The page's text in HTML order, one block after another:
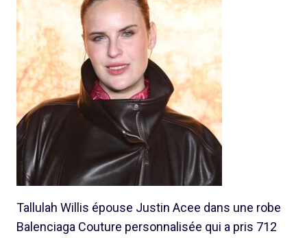
Tallulah Willis épouse Justin Acee dans une robe
Balenciaga Couture personnalisée qui a pris 712